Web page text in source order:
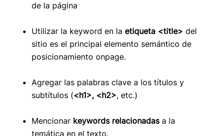
de la página
Utilizar la keyword en la etiqueta <title> del
sitio es el principal elemento semántico de
posicionamiento onpage.
Agregar las palabras clave a los títulos y
subtítulos (<h1>, <h2>, etc.)
Mencionar keywords relacionadasa la
temática en el texto.